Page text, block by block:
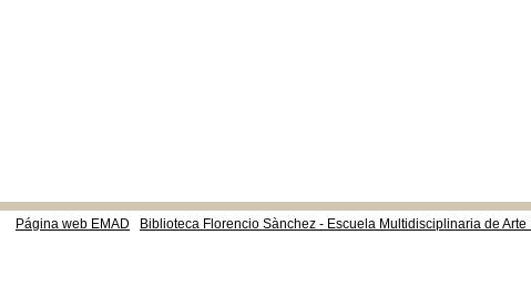
Página web EMAD Biblioteca Florencio Sànchez - Escuela Multidisciplinaria de Arte